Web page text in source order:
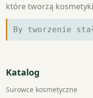
które tworzą
By tworzenie
Katalog
Surowce kosmetyczne